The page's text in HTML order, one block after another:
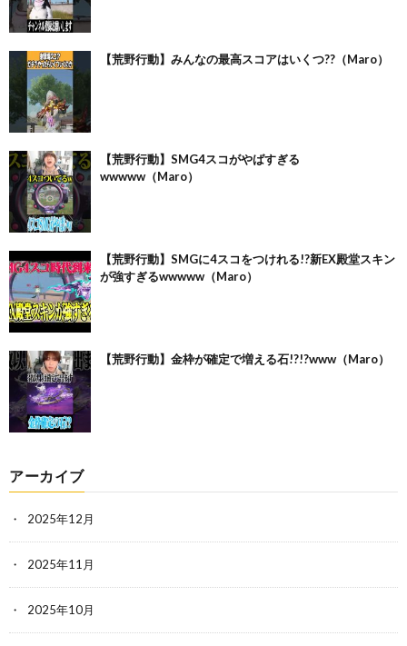
【荒野行動】みんなの最高スコアはいくつ??（Maro）
【荒野行動】SMG4スコがやばすぎる
wwwww（Maro）
【荒野行動】SMGに4スコをつけれる!?新EX殿堂スキン
が強すぎるwwwww（Maro）
【荒野行動】金枠が確定で増える石!?!?www（Maro）
アーカイブ
2025年12月
2025年11月
2025年10月